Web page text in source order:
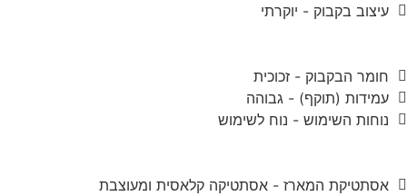
עיצוב בקבוק - יוקרתי
חומר הבקבוק - זכוכית
עמידות (תוקף) - גבוהה
נוחות השימוש - נוח לשימוש
אסתטיקת המארז - אסתטיקה קלאסית ומעוצבת